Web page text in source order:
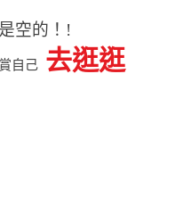
空的！!
自己 去逛逛